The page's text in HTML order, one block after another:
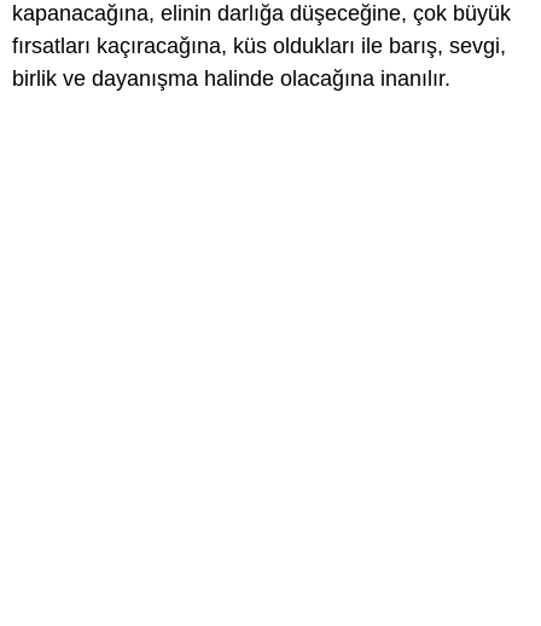
kapanacağına, elinin darlığa düşeceğine, çok büyük
fırsatları kaçıracağına, küs oldukları ile barış, sevgi,
birlik ve dayanışma halinde olacağına inanılır.